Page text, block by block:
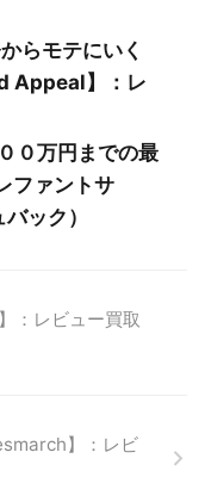
らモテにいく
Appeal】：レ
０万円までの最
ファントサ
ック）
：レビュー買取
】：レビ